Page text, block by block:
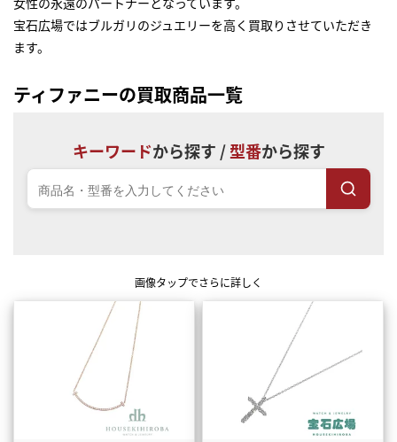
宝石広場ではブルガリのジュエリーを高く買取りさせていただき
ます。
ティファニーの買取商品一覧
キーワードから探す /型番から探す
画像タップでさらに詳しく